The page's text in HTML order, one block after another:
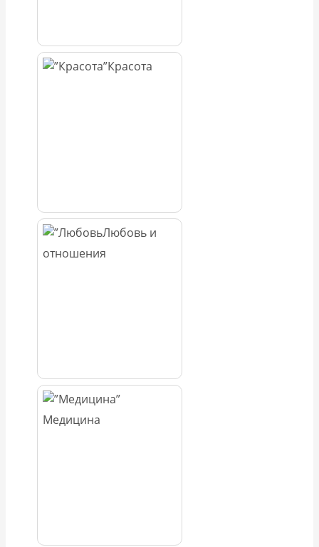
Красота
Любовь и
отношения
Медицина